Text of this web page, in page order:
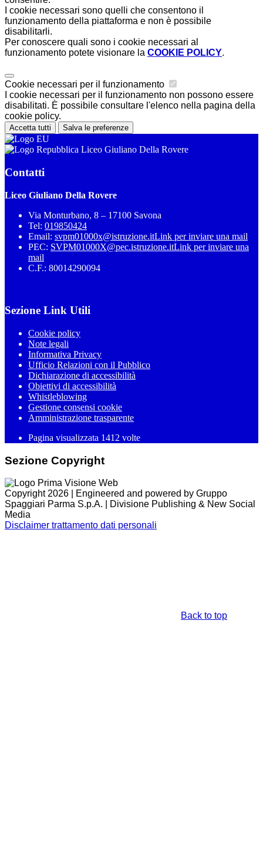
I cookie necessari sono quelli che consentono il
funzionamento della piattaforma e non è possibile
disabilitarli.
Per conoscere quali sono i cookie necessari al
funzionamento potete visionare la COOKIE POLICY.
Cookie necessari per il funzionamento
I cookie necessari per il funzionamento non possono essere
disabilitati. È possibile consultare l'elenco nella pagina della
cookie policy.
Accetta tutti Salva le preferenze
Liceo Giuliano Della Rovere
Contatti
Liceo Giuliano Della Rovere
Via Monturbano, 8 – 17100 Savona
Tel: 019850424
Email: svpm01000x@istruzione.itLink per inviare una mail
PEC: SVPM01000X@pec.istruzione.itLink per inviare una
mail
C.F.: 80014290094
Sezione Link Utili
Cookie policy
Note legali
Informativa Privacy
Ufficio Relazioni con il Pubblico
Dichiarazione di accessibilità
Obiettivi di accessibilità
Whistleblowing
Gestione consensi cookie
Amministrazione trasparente
Pagina visualizzata 1412 volte
Sezione Copyright
Copyright 2026 | Engineered and powered by Gruppo
Spaggiari Parma S.p.A. | Divisione Publishing & New Social
Media
Disclaimer trattamento dati personali
Back to top